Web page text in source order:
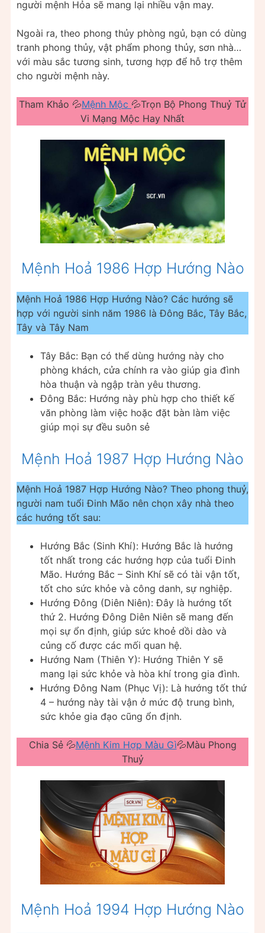
người mệnh Hỏa sẽ mang lại nhiều vận may.
Ngoài ra, theo phong thủy phòng ngủ, bạn có dùng
tranh phong thủy, vật phẩm phong thủy, sơn nhà…
với màu sắc tương sinh, tương hợp để hỗ trợ thêm
cho người mệnh này.
Tham Khảo 💦Mệnh Mộc 💦Trọn Bộ Phong Thuỷ Tử
Vi Mạng Mộc Hay Nhất
Mệnh Hoả 1986 Hợp Hướng Nào
Mệnh Hoả 1986 Hợp Hướng Nào? Các hướng sẽ
hợp với người sinh năm 1986 là Đông Bắc, Tây Bắc,
Tây và Tây Nam
Tây Bắc: Bạn có thể dùng hướng này cho
phòng khách, cửa chính ra vào giúp gia đình
hòa thuận và ngập tràn yêu thương.
Đông Bắc: Hướng này phù hợp cho thiết kế
văn phòng làm việc hoặc đặt bàn làm việc
giúp mọi sự đều suôn sẻ
Mệnh Hoả 1987 Hợp Hướng Nào
Mệnh Hoả 1987 Hợp Hướng Nào? Theo phong thuỷ,
người nam tuổi Đinh Mão nên chọn xây nhà theo
các hướng tốt sau:
Hướng Bắc (Sinh Khí): Hướng Bắc là hướng
tốt nhất trong các hướng hợp của tuổi Đinh
Mão. Hướng Bắc – Sinh Khí sẽ có tài vận tốt,
tốt cho sức khỏe và công danh, sự nghiệp.
Hướng Đông (Diên Niên): Đây là hướng tốt
thứ 2. Hướng Đông Diên Niên sẽ mang đến
mọi sự ổn định, giúp sức khoẻ dồi dào và
củng cố được các mối quan hệ.
Hướng Nam (Thiên Y): Hướng Thiên Y sẽ
mang lại sức khỏe và hòa khí trong gia đình.
Hướng Đông Nam (Phục Vị): Là hướng tốt thứ
4 – hướng này tài vận ở mức độ trung bình,
sức khỏe gia đạo cũng ổn định.
Chia Sẻ 💦Mệnh Kim Hợp Màu Gì💦Màu Phong
Thuỷ
Mệnh Hoả 1994 Hợp Hướng Nào